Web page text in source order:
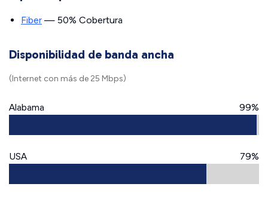
Fiber — 50% Cobertura
Disponibilidad de banda ancha
(Internet con más de 25 Mbps)
Alabama 99%
USA 79%